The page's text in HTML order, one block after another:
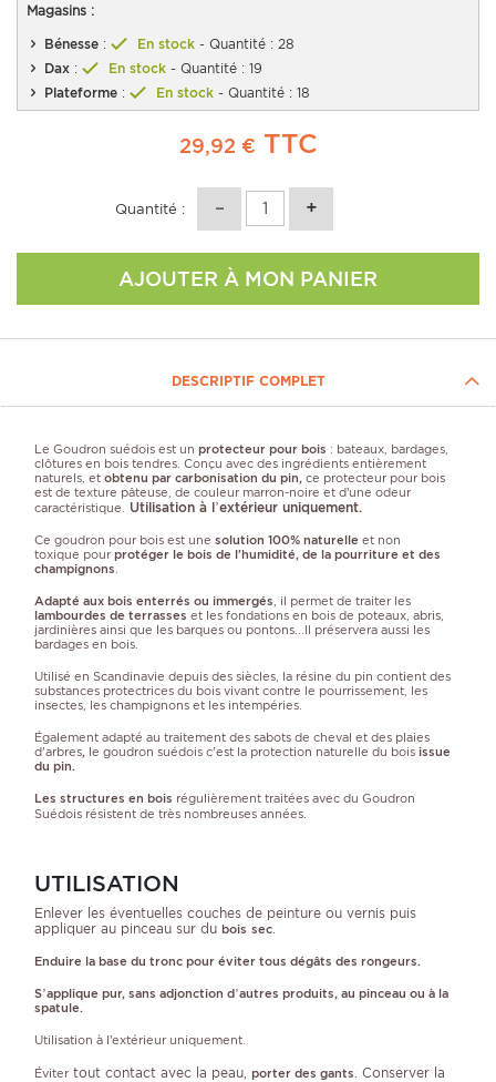
Magasins :
Bénesse : En stock - Quantité : 28
Dax : En stock - Quantité : 19
Plateforme : En stock - Quantité : 18
29,92 € TTC
Quantité :
AJOUTER À MON PANIER
DESCRIPTIF COMPLET
Le Goudron suédois est un protecteur pour bois : bateaux, bardages,
clôtures en bois tendres. Conçu avec des ingrédients entièrement
naturels, et obtenu par carbonisation du pin, ce protecteur pour bois
est de texture pâteuse, de couleur marron-noire et d’une odeur
caractéristique.
Utilisation à l’extérieur uniquement.
Ce goudron pour bois est une solution 100% naturelle et non
toxique pour protéger le bois de l'humidité, de la pourriture et des
champignons
Adapté aux bois enterrés ou immergés , il permet de traiter les
lambourdes de terrasses et les fondations en bois de poteaux, abris,
jardinières ainsi que les barques ou pontons...Il préservera aussi les
bardages en bois.
Utilisé en Scandinavie depuis des siècles, la résine du pin contient des
substances protectrices du bois vivant contre le pourrissement, les
insectes, les champignons et les intempéries.
Également adapté au traitement des sabots de cheval et des plaies
d'arbres, le goudron suédois c'est la protection naturelle du bois issue
du pin.
Les structures en bois régulièrement traitées avec du Goudron
Suédois résistent de très nombreuses années
UTILISATION
Enlever les éventuelles couches de peinture ou vernis puis
appliquer au pinceau sur du bois sec
Enduire la base du tronc pour éviter tous dégâts des rongeurs.
S’applique pur, sans adjonction d’autres produits, au pinceau ou à la
spatule.
Utilisation à l’extérieur uniquement.
Éviter tout contact avec la peau, porter des gants . Conserver la